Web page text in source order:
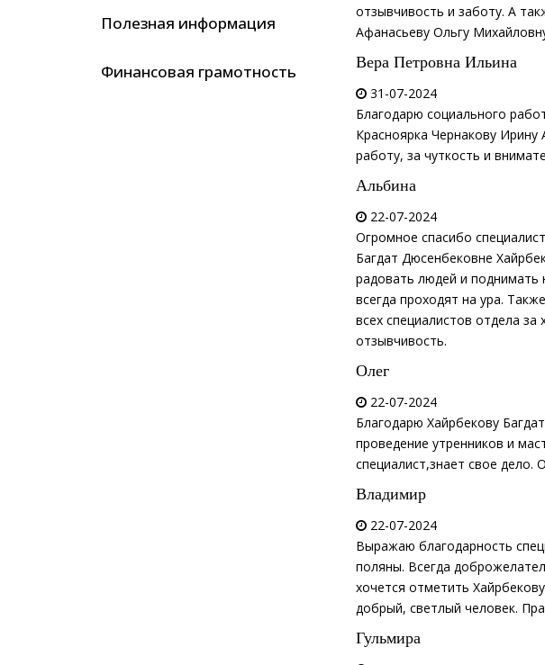
Полезная информация
Финансовая грамотность
отзывчивость и заботу. А
Афанасьеву Ольгу
Вера Петровна Ильина
31-07-2024
Благодарю социального
Красноярка Чернакову Ирину
работу, за чуткость и
Альбина
22-07-2024
Огромное спасибо
Багдат Дюсенбековне
радовать людей и поднимать
всегда проходят на ура.
всех специалистов отдела
отзывчивость.
Олег
22-07-2024
Благодарю Хайрбекову
проведение утренников и
специалист,знает свое дело.
Владимир
22-07-2024
Выражаю благодарность
поляны. Всегда
хочется отметить
добрый, светлый человек.
Гульмира